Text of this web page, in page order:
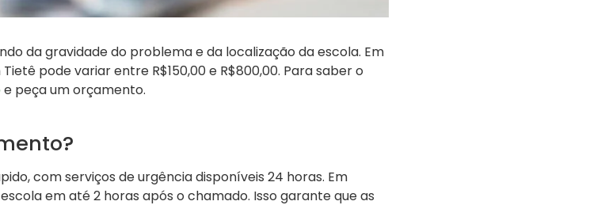
da gravidade do problema e da localização da escola. Em
pode variar entre R$150,00 e R$800,00. Para saber o
e peça um orçamento.
com serviços de urgência disponíveis 24 horas. Em
em até 2 horas após o chamado. Isso garante que as